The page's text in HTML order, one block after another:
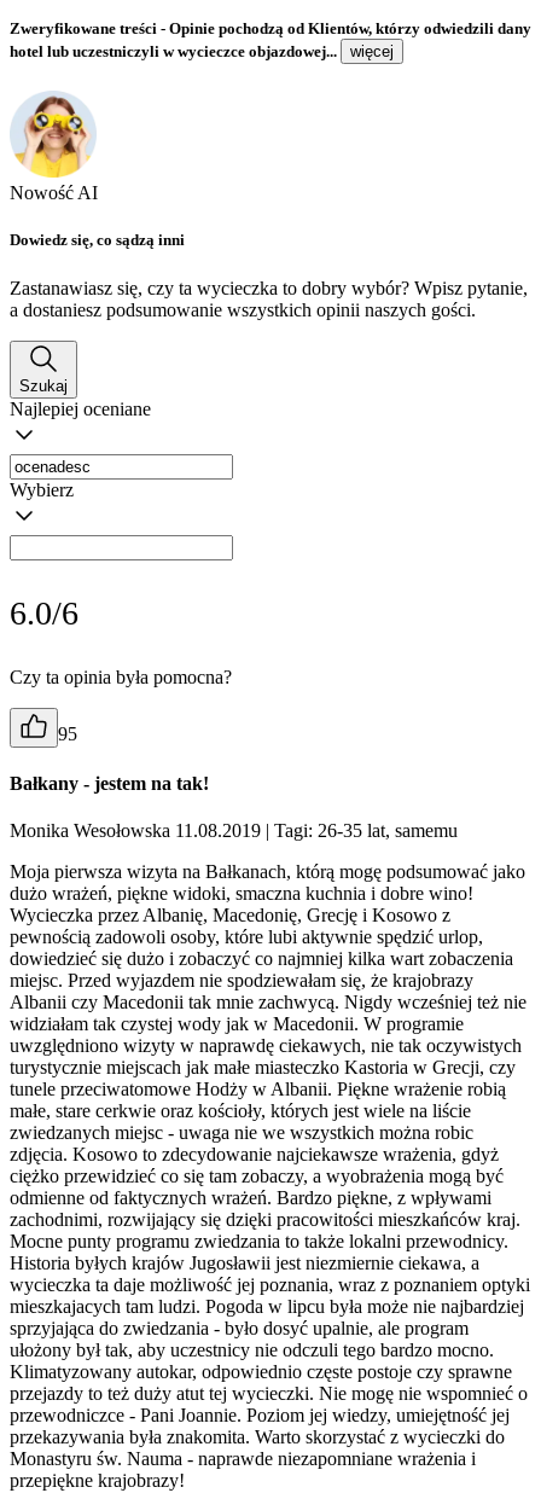
Zweryfikowane treści - Opinie pochodzą od Klientów, którzy odwiedzili dany
hotel lub uczestniczyli w wycieczce objazdowej...
więcej
Nowość AI
Dowiedz się, co sądzą inni
Zastanawiasz się, czy ta wycieczka to dobry wybór? Wpisz pytanie,
a dostaniesz podsumowanie wszystkich opinii naszych gości.
Szukaj
Najlepiej oceniane
Wybierz
6.0/6
Czy ta opinia była pomocna?
95
Bałkany - jestem na tak!
Monika Wesołowska 11.08.2019 | Tagi: 26-35 lat, samemu
Moja pierwsza wizyta na Bałkanach, którą mogę podsumować jako
dużo wrażeń, piękne widoki, smaczna kuchnia i dobre wino!
Wycieczka przez Albanię, Macedonię, Grecję i Kosowo z
pewnością zadowoli osoby, które lubi aktywnie spędzić urlop,
dowiedzieć się dużo i zobaczyć co najmniej kilka wart zobaczenia
miejsc. Przed wyjazdem nie spodziewałam się, że krajobrazy
Albanii czy Macedonii tak mnie zachwycą. Nigdy wcześniej też nie
widziałam tak czystej wody jak w Macedonii. W programie
uwzględniono wizyty w naprawdę ciekawych, nie tak oczywistych
turystycznie miejscach jak małe miasteczko Kastoria w Grecji, czy
tunele przeciwatomowe Hodży w Albanii. Piękne wrażenie robią
małe, stare cerkwie oraz kościoły, których jest wiele na liście
zwiedzanych miejsc - uwaga nie we wszystkich można robic
zdjęcia. Kosowo to zdecydowanie najciekawsze wrażenia, gdyż
ciężko przewidzieć co się tam zobaczy, a wyobrażenia mogą być
odmienne od faktycznych wrażeń. Bardzo piękne, z wpływami
zachodnimi, rozwijający się dzięki pracowitości mieszkańców kraj.
Mocne punty programu zwiedzania to także lokalni przewodnicy.
Historia byłych krajów Jugosławii jest niezmiernie ciekawa, a
wycieczka ta daje możliwość jej poznania, wraz z poznaniem optyki
mieszkajacych tam ludzi. Pogoda w lipcu była może nie najbardziej
sprzyjająca do zwiedzania - było dosyć upalnie, ale program
ułożony był tak, aby uczestnicy nie odczuli tego bardzo mocno.
Klimatyzowany autokar, odpowiednio częste postoje czy sprawne
przejazdy to też duży atut tej wycieczki. Nie mogę nie wspomnieć o
przewodniczce - Pani Joannie. Poziom jej wiedzy, umiejętność jej
przekazywania była znakomita. Warto skorzystać z wycieczki do
Monastyru św. Nauma - naprawde niezapomniane wrażenia i
przepiękne krajobrazy!